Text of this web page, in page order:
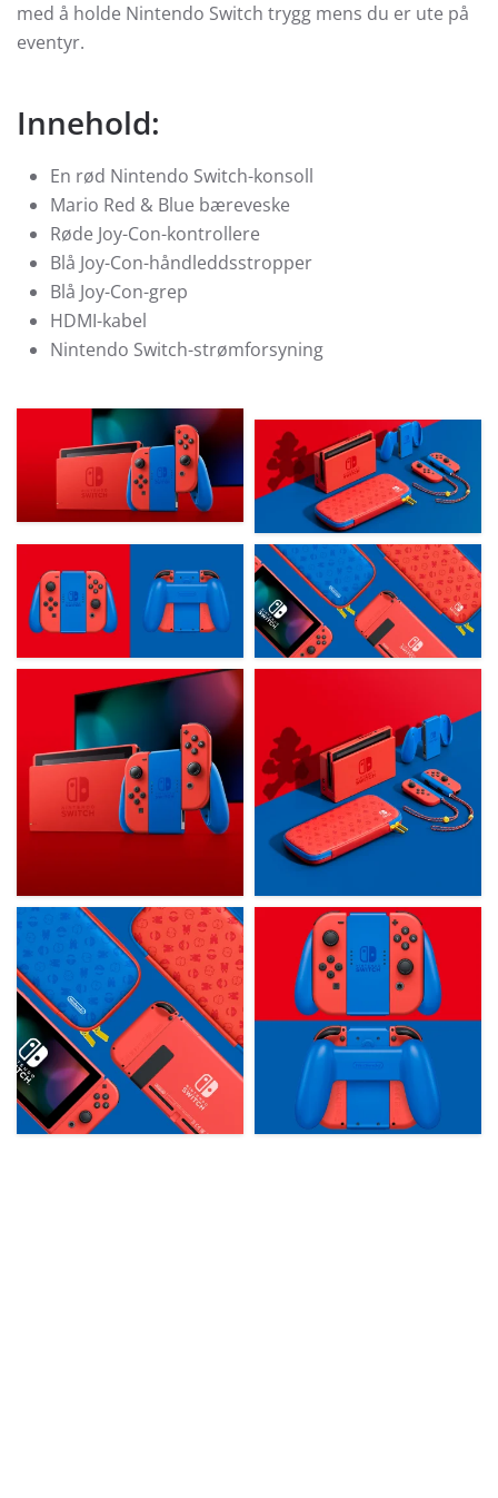
med å holde Nintendo Switch trygg mens du er ute på
eventyr.
Innehold:
En rød Nintendo Switch-konsoll
Mario Red & Blue bæreveske
Røde Joy-Con-kontrollere
Blå Joy-Con-håndleddsstropper
Blå Joy-Con-grep
HDMI-kabel
Nintendo Switch-strømforsyning